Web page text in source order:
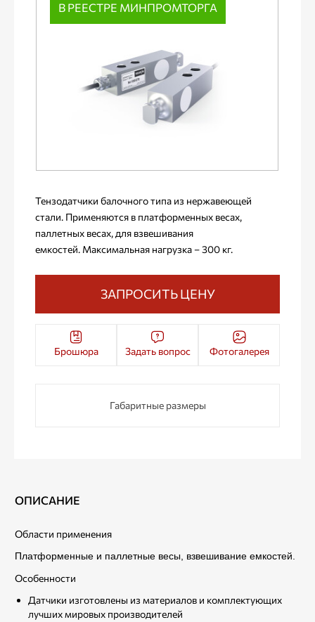
В РЕЕСТРЕ МИНПРОМТОРГА
Тензодатчики балочного типа из нержавеющей
стали. Применяются в платформенных весах,
паллетных весах, для взвешивания
емкостей. Максимальная нагрузка – 300 кг.
Брошюра Задать вопрос Фотогалерея
ЗАПРОСИТЬ ЦЕНУ
Габаритные размеры
ОПИСАНИЕ
Области применения
Платформенные и паллетные весы, взвешивание емкостей.
Особенности
Датчики изготовлены из материалов и комплектующих
лучших мировых производителей